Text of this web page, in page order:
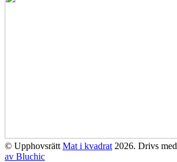
© Upphovsrätt Mat i kvadrat 2026. Drivs med
av Bluchic